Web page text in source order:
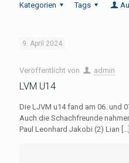
Kategorien Tags
9. April 2024
Veröffentlicht von admin
LVM U14
Die LJVM u14 fand am 06. und
Auch die Schachfreunde
Paul Leonhard Jakobi (2) Lian […]